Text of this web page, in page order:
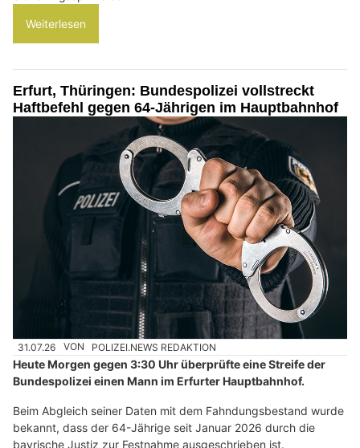
Weiterlesen
Erfurt, Thüringen: Bundespolizei vollstreckt
Haftbefehl gegen 64-Jährigen im Hauptbahnhof
31.07.26 VON POLIZEI.NEWS REDAKTION
Heute Morgen gegen 3:30 Uhr überprüfte eine Streife der
Bundespolizei einen Mann im Erfurter Hauptbahnhof.
Beim Abgleich seiner Daten mit dem Fahndungsbestand wurde
bekannt, dass der 64-Jährige seit Januar 2026 durch die
bayrische Justiz zur Festnahme ausgeschrieben ist.